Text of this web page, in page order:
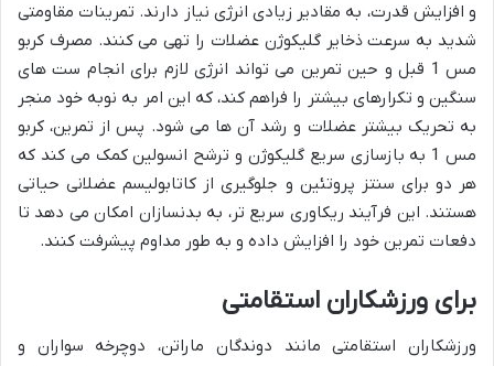
و افزایش قدرت، به مقادیر زیادی انرژی نیاز دارند. تمرینات مقاومتی
شدید به سرعت ذخایر گلیکوژن عضلات را تهی می کنند. مصرف کربو
مس 1 قبل و حین تمرین می تواند انرژی لازم برای انجام ست های
سنگین و تکرارهای بیشتر را فراهم کند، که این امر به نوبه خود منجر
به تحریک بیشتر عضلات و رشد آن ها می شود. پس از تمرین، کربو
مس 1 به بازسازی سریع گلیکوژن و ترشح انسولین کمک می کند که
هر دو برای سنتز پروتئین و جلوگیری از کاتابولیسم عضلانی حیاتی
هستند. این فرآیند ریکاوری سریع تر، به بدنسازان امکان می دهد تا
دفعات تمرین خود را افزایش داده و به طور مداوم پیشرفت کنند.
برای ورزشکاران استقامتی
ورزشکاران استقامتی مانند دوندگان ماراتن، دوچرخه سواران و